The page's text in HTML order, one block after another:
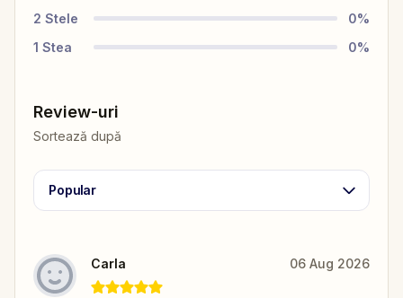
2 Stele 0%
1 Stea 0%
Review-uri
Sortează după
Popular
Carla 06 Aug 2026